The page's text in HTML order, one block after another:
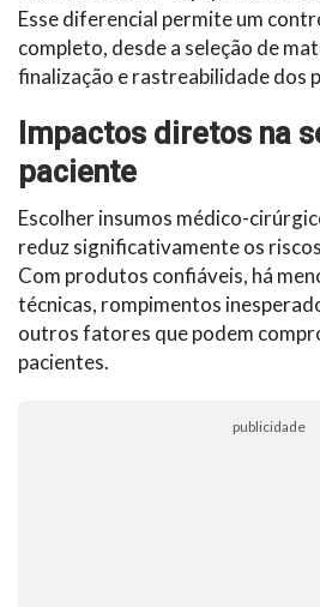
Esse diferencial permite um
completo, desde a seleção de
finalização e rastreabilidade dos
Impactos diretos na
paciente
Escolher insumos médico-
reduz significativamente os
Com produtos confiáveis, há
técnicas, rompimentos
outros fatores que podem
pacientes.
publicidade